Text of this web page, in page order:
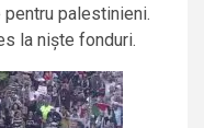
palestinieni.
la niște fonduri.